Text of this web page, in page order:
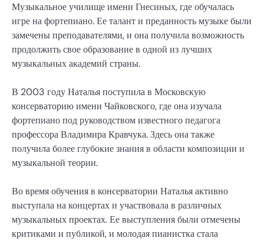
Музыкальное училище имени Гнесиных, где обучалась
игре на фортепиано. Ее талант и преданность музыке были
замечены преподавателями, и она получила возможность
продолжить свое образование в одной из лучших
музыкальных академий страны.
В 2003 году Наталья поступила в Московскую
консерваторию имени Чайковского, где она изучала
фортепиано под руководством известного педагога
профессора Владимира Кравчука. Здесь она также
получила более глубокие знания в области композиции и
музыкальной теории.
Во время обучения в консерватории Наталья активно
выступала на концертах и участвовала в различных
музыкальных проектах. Ее выступления были отмечены
критиками и публикой, и молодая пианистка стала